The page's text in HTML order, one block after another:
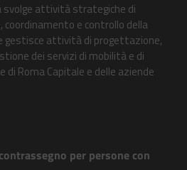
svolge attività strategiche di
coordinamento e controllo della
gestisce attività di progettazione,
dei servizi di mobilità e di
di Roma Capitale e delle aziende
per persone con